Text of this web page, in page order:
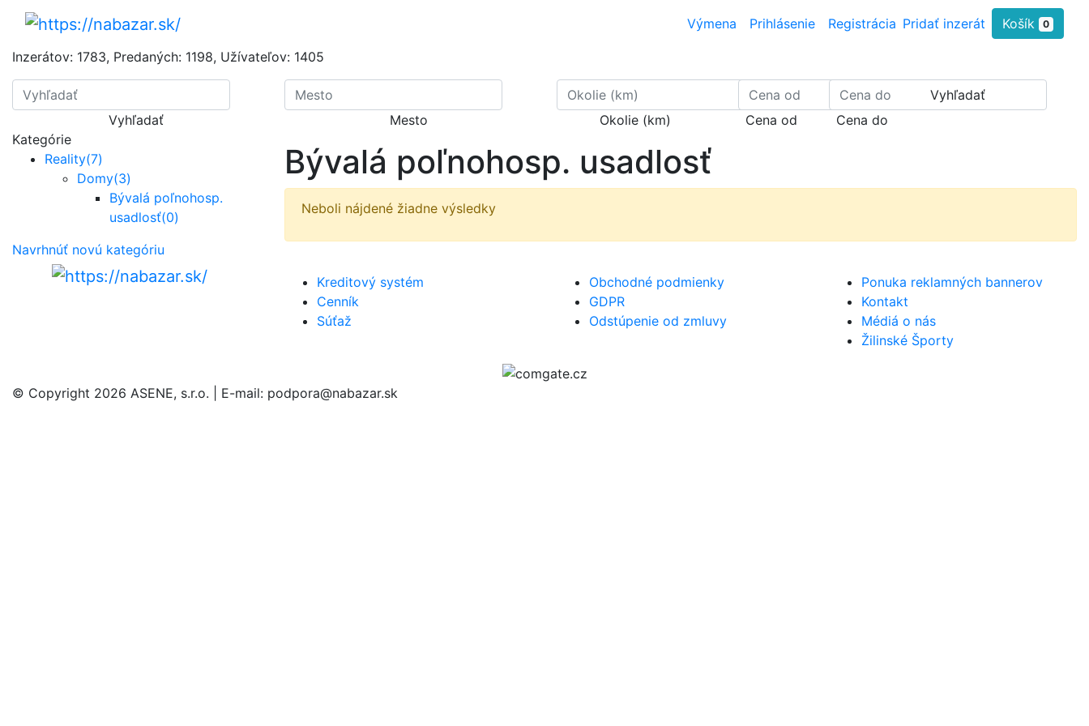
Pridať inzerát Košík 0
Výmena Prihlásenie Registrácia
Inzerátov: 1783, Predaných: 1198, Užívateľov: 1405
Vyhľadať Mesto Okolie (km) Cena od Cena do
Vyhľadať
Kategórie
Reality(7)
Domy(3)
Bývalá poľnohosp.
usadlosť(0)
Navrhnúť novú kategóriu
Bývalá poľnohosp. usadlosť
Neboli nájdené žiadne výsledky
Kreditový systém
Cenník
Súťaž
Obchodné podmienky
GDPR
Odstúpenie od zmluvy
Ponuka reklamných bannerov
Kontakt
Médiá o nás
Žilinské Športy
© Copyright 2026 ASENE, s.r.o. | E-mail: podpora@nabazar.sk